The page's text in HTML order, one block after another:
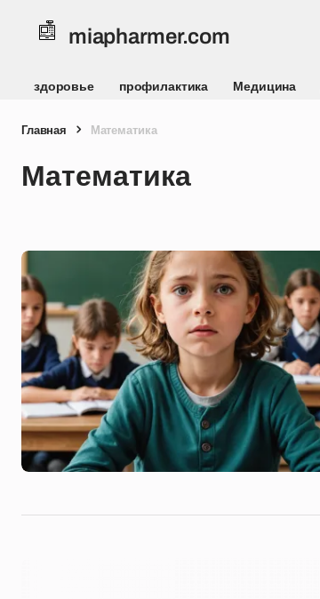
miapharmer.com
здоровье профилактика Медицина
Главная Математика
Математика